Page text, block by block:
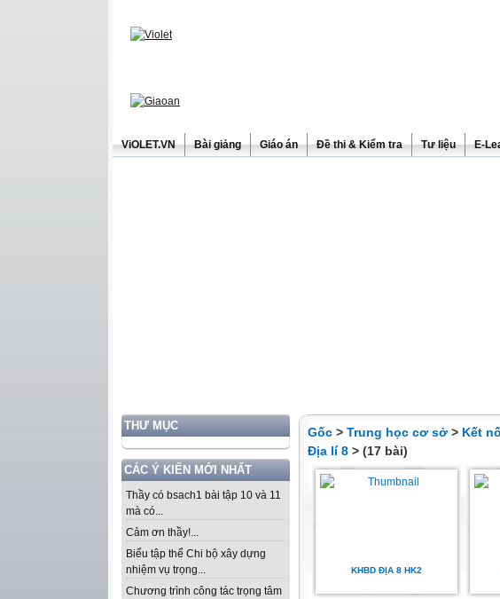
ViOLET.VN Bài giảng Giáo án Đề thi & Kiểm tra Tư liệu E-
THƯ MỤC
CÁC Ý KIẾN MỚI NHẤT
Thầy có bsach1 bài tập 10 và 11
mà có...
Cảm ơn thầy!...
Biểu tập thể Chi bộ xây dựng
nhiệm vụ trọng...
Chương trình công tác trọng tâm
Gốc > Trung học cơ sở > Kết
Địa lí 8 > (17 bài)
KHBD ĐỊA 8 HK2